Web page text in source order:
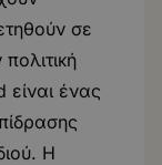
σε
ένας
Η